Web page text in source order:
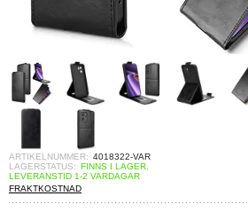
ARTIKELNUMMER: 4018322-VAR
LAGERSTATUS: FINNS I LAGER.
LEVERANSTID 1-2 VARDAGAR
FRAKTKOSTNAD